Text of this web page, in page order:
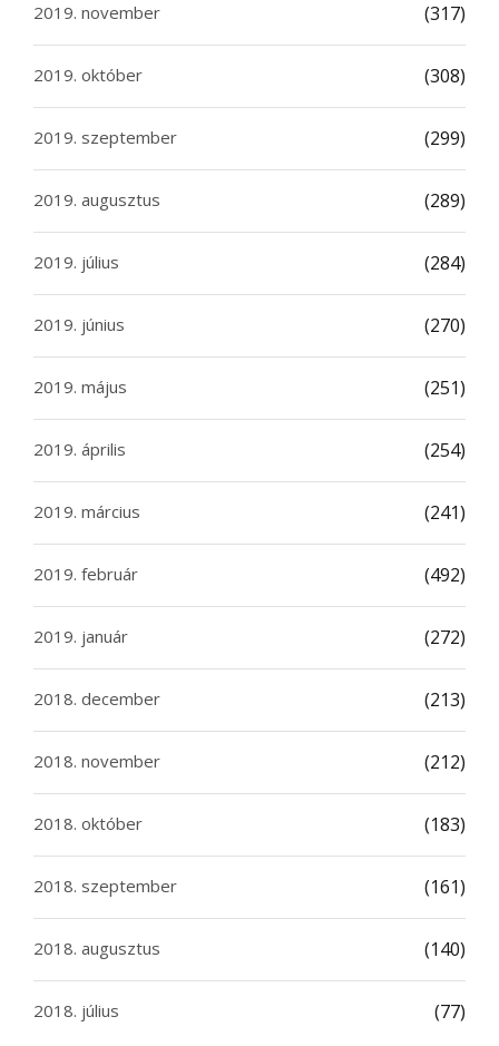
2019. november (317)
2019. október (308)
2019. szeptember (299)
2019. augusztus (289)
2019. július (284)
2019. június (270)
2019. május (251)
2019. április (254)
2019. március (241)
2019. február (492)
2019. január (272)
2018. december (213)
2018. november (212)
2018. október (183)
2018. szeptember (161)
2018. augusztus (140)
2018. július (77)